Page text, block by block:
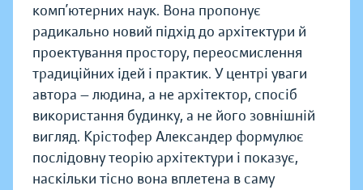
комп’ютерних наук. Вона пропонує
радикально новий підхід до архітектури й
проектування простору, переосмислення
традиційних ідей і практик. У центрі уваги
автора — людина, а не архітектор, спосіб
використання будинку, а не його зовнішній
вигляд. Крістофер Александер формулює
послідовну теорію архітектури і показує,
наскільки тісно вона вплетена в саму